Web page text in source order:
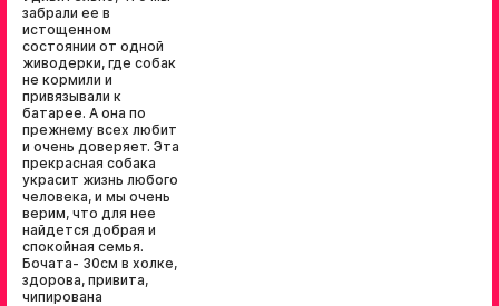
забрали ее в
истощенном
состоянии от одной
живодерки, где собак
не кормили и
привязывали к
батарее. А она по
прежнему всех любит
и очень доверяет. Эта
прекрасная собака
украсит жизнь любого
человека, и мы очень
верим, что для нее
найдется добрая и
спокойная семья.
Бочата- 30см в холке,
здорова, привита,
чипирована